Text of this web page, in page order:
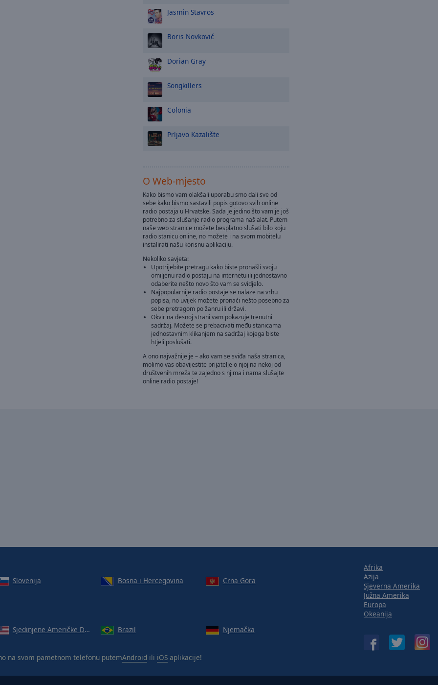
Jasmin Stavros
Boris Novković
Dorian Gray
Songkillers
Colonia
Prljavo Kazalište
O Web-mjesto
Kako bismo vam olakšali uporabu smo dali sve od
sebe kako bismo sastavili popis gotovo svih online
radio postaja u Hrvatske. Sada je jedino što vam je još
potrebno za slušanje radio programa naš alat. Putem
naše web stranice možete besplatno slušati bilo koju
radio stanicu online, no možete i na svom mobitelu
instalirati našu korisnu aplikaciju.
Nekoliko savjeta:
Upotrijebite pretragu kako biste pronašli svoju
omiljenu radio postaju na internetu ili jednostavno
odaberite nešto novo što vam se svidjelo.
Najpopularnije radio postaje se nalaze na vrhu
popisa, no uvijek možete pronaći nešto posebno za
sebe pretragom po žanru ili državi.
Okvir na desnoj strani vam pokazuje trenutni
sadržaj. Možete se prebacivati među stanicama
jednostavnim klikanjem na sadržaj kojega biste
htjeli poslušati.
A ono najvažnije je – ako vam se sviđa naša stranica,
molimo vas obavijestite prijatelje o njoj na nekoj od
društvenih mreža te zajedno s njima i nama slušajte
online radio postaje!
Slovenija Bosna i Hercegovina
Crna Gora
Sjedinjene Američke Države Brazil Njemačka
na svom pametnom telefonu putemAndroid ili iOS aplikacije!
Afrika
Azija
Sjeverna Amerika
Južna Amerika
Europa
Okeanija